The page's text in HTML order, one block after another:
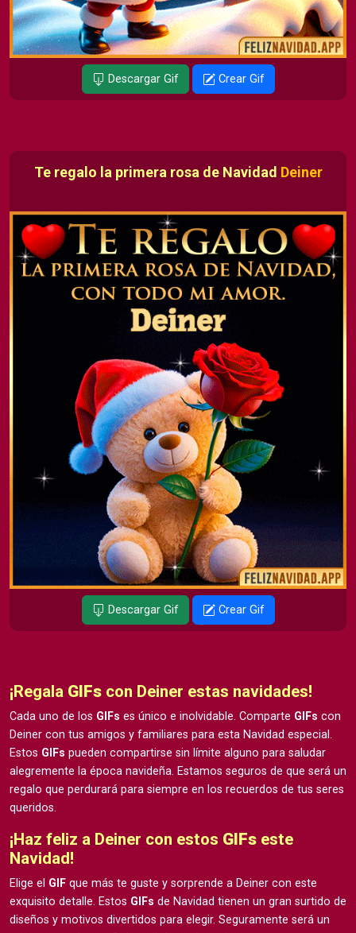
Descargar Gif Crear Gif
Te regalo la primera rosa de Navidad Deiner
Descargar Gif Crear Gif
¡Regala GIFs con Deiner estas navidades!
Cada uno de los GIFs es único e inolvidable. Comparte GIFs con
Deiner con tus amigos y familiares para esta Navidad especial.
Estos GIFs pueden compartirse sin límite alguno para saludar
alegremente la época navideña. Estamos seguros de que será un
regalo que perdurará para siempre en los recuerdos de tus seres
queridos.
¡Haz feliz a Deiner con estos GIFs este
Navidad!
Elige el GIF que más te guste y sorprende a Deiner con este
exquisito detalle. Estos GIFs de Navidad tienen un gran surtido de
diseños y motivos divertidos para elegir. Seguramente será un